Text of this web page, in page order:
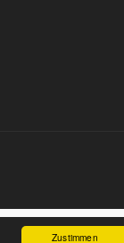
Zustimmen